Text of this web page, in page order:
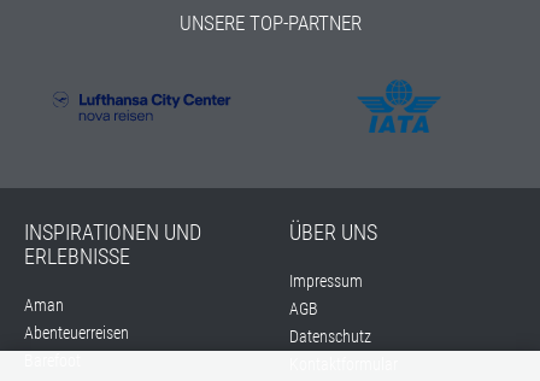
UNSERE TOP-PARTNER
INSPIRATIONEN UND
ERLEBNISSE
Aman
Abenteuerreisen
ÜBER UNS
Impressum
AGB
Datenschutz